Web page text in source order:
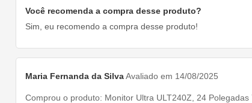
Você recomenda a compra desse produto?
Sim, eu recomendo a compra desse produto!
Maria Fernanda da SilvaAvaliado em 14/08/2025
Comprou o produto: Monitor Ultra ULT240Z, 24 Polegadas